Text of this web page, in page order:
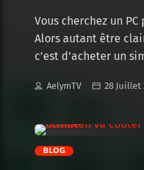
Vous cherchez un
Alors autant être
c’est d’acheter un
dans le clavier, mais
portable gamer pas
forcément le modèle
AelymTV 28 Juillet
BLOG